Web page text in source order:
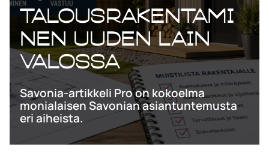
talousrakentami
nen uuden lain
valossa
Savonia-artikkeli Pro on kokoelma
monialaisen Savonian asiantuntemusta
eri aiheista.